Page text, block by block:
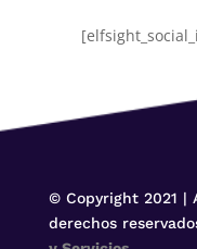
© Copyright 2021 |
derechos